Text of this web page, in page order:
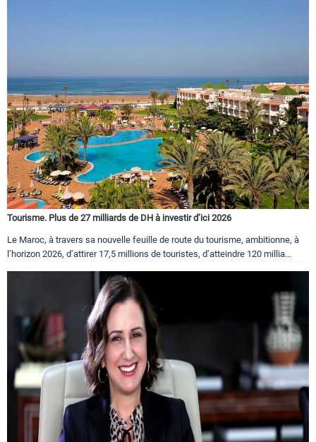
Tourisme. Plus de 27 milliards de DH à investir d’ici 2026
Le Maroc, à travers sa nouvelle feuille de route du tourisme, ambitionne, à
l’horizon 2026, d’attirer 17,5 millions de touristes, d’atteindre 120 millia...